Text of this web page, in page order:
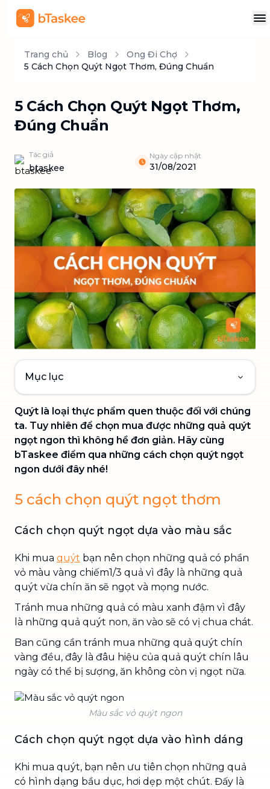
Trang chủ Blog
Ong Đi Chợ
5 Cách Chọn Quýt Ngọt Thơm, Đúng Chuẩn
5 Cách Chọn Quýt Ngọt Thơm,
Đúng Chuẩn
Tác giả
btaskee
Ngày cập nhật
31/08/2021
Mục lục
Quýt là loại thực phẩm quen thuộc đối với chúng
ta. Tuy nhiên để chọn mua được những quả quýt
ngọt ngon thì không hề đơn giản. Hãy cùng
bTaskee điểm qua những cách chọn quýt ngọt
ngon dưới đây nhé!
5 cách chọn quýt ngọt thơm
Cách chọn quýt ngọt dựa vào màu sắc
Khi mua quýt bạn nên chọn những quả có phần
vỏ màu vàng chiếm1/3 quả vì đây là những quả
quýt vừa chín ăn sẽ ngọt và mọng nước.
Tránh mua những quả có màu xanh đậm vì đây
là những quả quýt non, ăn vào sẽ có vị chua chát.
Ban cũng cần tránh mua những quả quýt chín
vàng đều, đây là đâu hiệu của quả quýt chín lâu
ngày có thể bị sượng, ăn không còn vị ngọt nữa.
Màu sắc vỏ quýt ngon
Cách chọn quýt ngọt dựa vào hình dáng
Khi mua quýt, bạn nên ưu tiên chọn những quả
có hình dạng bầu dục, hơi dẹp một chút. Đấy là